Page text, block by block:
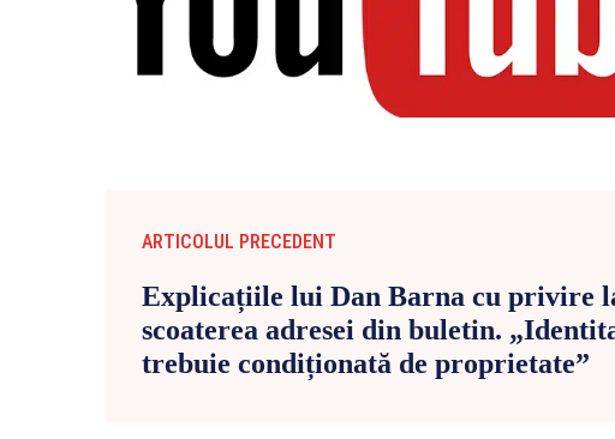
ARTICOLUL PRECEDENT
Explicațiile lui Dan Barna cu privire
scoaterea adresei din buletin.
trebuie condiționată de proprietate”